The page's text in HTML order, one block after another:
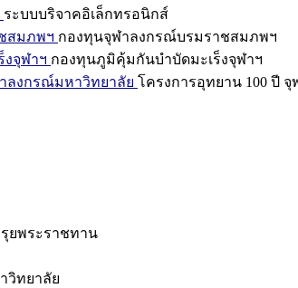
ระบบบริจาคอิเล็กทรอนิกส์
สมภพฯ กองทุนจุฬาลงกรณ์บรมราชสมภพฯ
จุฬาฯ กองทุนภูมิคุ้มกันบำบัดมะเร็งจุฬาฯ
ลงกรณ์มหาวิทยาลัย โครงการอุทยาน 100 ปี
รุยพระราชทาน
วิทยาลัย